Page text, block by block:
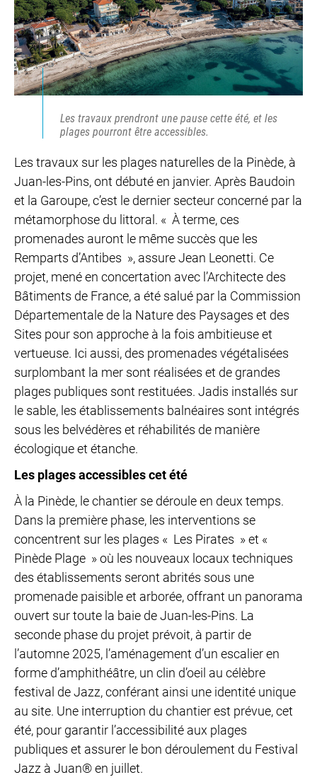
Les travaux prendront une pause cette été, et les
plages pourront être accessibles.
Les travaux sur les plages naturelles de la Pinède, à
Juan-les-Pins, ont débuté en janvier. Après Baudoin
et la Garoupe, c’est le dernier secteur concerné par la
métamorphose du littoral. « À terme, ces
promenades auront le même succès que les
Remparts d’Antibes », assure Jean Leonetti. Ce
projet, mené en concertation avec l’Architecte des
Bâtiments de France, a été salué par la Commission
Départementale de la Nature des Paysages et des
Sites pour son approche à la fois ambitieuse et
vertueuse. Ici aussi, des promenades végétalisées
surplombant la mer sont réalisées et de grandes
plages publiques sont restituées. Jadis installés sur
le sable, les établissements balnéaires sont intégrés
sous les belvédères et réhabilités de manière
écologique et étanche.
Les plages accessibles cet été
À la Pinède, le chantier se déroule en deux temps.
Dans la première phase, les interventions se
concentrent sur les plages « Les Pirates » et «
Pinède Plage » où les nouveaux locaux techniques
des établissements seront abrités sous une
promenade paisible et arborée, offrant un panorama
ouvert sur toute la baie de Juan-les-Pins. La
seconde phase du projet prévoit, à partir de
l’automne 2025, l’aménagement d’un escalier en
forme d’amphithéâtre, un clin d’oeil au célèbre
festival de Jazz, conférant ainsi une identité unique
au site. Une interruption du chantier est prévue, cet
été, pour garantir l’accessibilité aux plages
publiques et assurer le bon déroulement du Festival
Jazz à Juan® en juillet.